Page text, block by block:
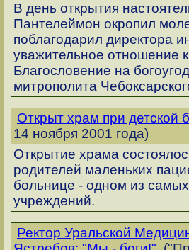
В день открытия
Пантелеймон окропил
поблагодарил директора
уважительное отношение
Благословение на
митрополита
Открыт храм при детской
14 ноября 2001 года)
Открытие храма
родителей маленьких
больнице - одном из
учреждений.
Ректор Уральской